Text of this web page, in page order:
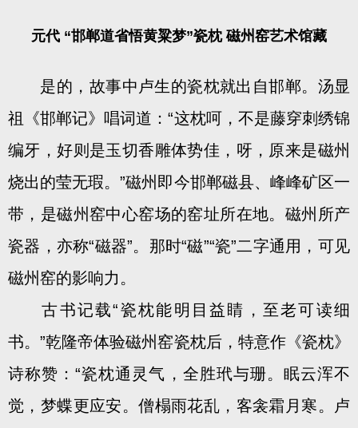
元代 “邯郸道省悟黄粱梦”瓷枕 磁州窑艺术馆藏
是的，故事中卢生的瓷枕就出自邯郸。汤显
祖《邯郸记》唱词道：“这枕呵，不是藤穿刺绣锦
编牙，好则是玉切香雕体势佳，呀，原来是磁州
烧出的莹无瑕。”磁州即今邯郸磁县、峰峰矿区一
带，是磁州窑中心窑场的窑址所在地。磁州所产
瓷器，亦称“磁器”。那时“磁”“瓷”二字通用，可见
磁州窑的影响力。
古书记载“瓷枕能明目益睛，至老可读细
书。”乾隆帝体验磁州窑瓷枕后，特意作《瓷枕》
诗称赞：“瓷枕通灵气，全胜玳与珊。眠云浑不
觉，梦蝶更应安。僧榻雨花乱，客衾霜月寒。卢